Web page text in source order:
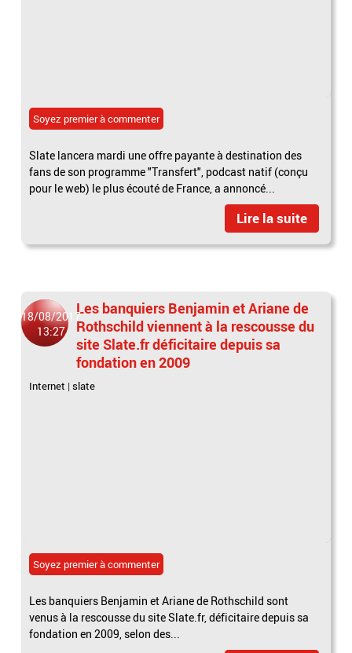
Soyez premier à commenter
Slate lancera mardi une offre payante à destination des
fans de son programme "Transfert", podcast natif (conçu
pour le web) le plus écouté de France, a annoncé...
Lire la suite
18/08/2017
13:27
Les banquiers Benjamin et Ariane de
Rothschild viennent à la rescousse du
site Slate.fr déficitaire depuis sa
fondation en 2009
Internet |slate
Soyez premier à commenter
Les banquiers Benjamin et Ariane de Rothschild sont
venus à la rescousse du site Slate.fr, déficitaire depuis sa
fondation en 2009, selon des...